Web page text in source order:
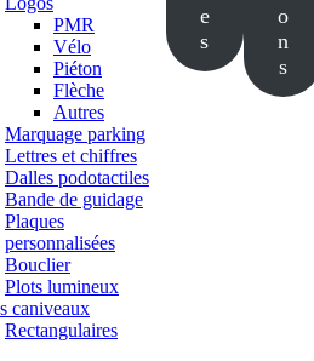
PMR
Vélo
Piéton
Flèche
Autres
Marquage parking
Lettres et chiffres
Dalles podotactiles
Bande de guidage
Plaques
personnalisées
Bouclier
Plots lumineux
caniveaux
Rectangulaires
e
s
o
n
s